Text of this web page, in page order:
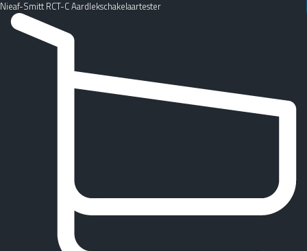
Nieaf-Smitt RCT-C Aardlekschakelaartester